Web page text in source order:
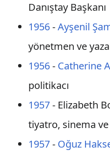
Danıştay Başkanı
1956-Ayşenil
yönetmen ve
1956- Catherine
politikacı
1957- Elizabeth
tiyatro, sinema
1957- Oğuz